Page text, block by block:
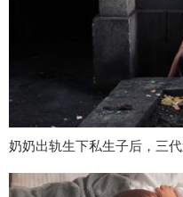
奶奶出轨生下私生子后，三